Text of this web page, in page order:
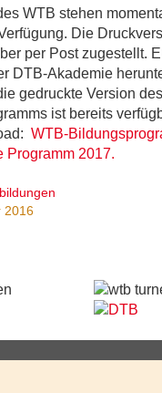
WTB stehen
Die
per Post zugestellt.
DTB-Akademie
gedruckte Version
ist bereits
WTB-
Programm 2017.
2016